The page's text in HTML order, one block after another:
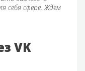
себя сфере. Ждем
VK